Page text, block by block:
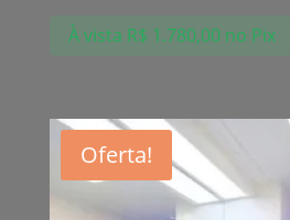
À vista R$ 1.780,00 no Pix
Oferta!